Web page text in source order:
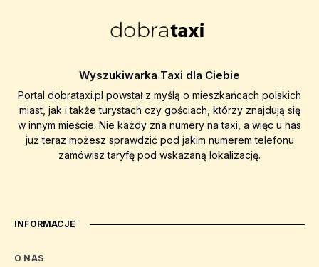
Wyszukiwarka Taxi dla Ciebie
Portal dobrataxi.pl powstał z myślą o mieszkańcach polskich
miast, jak i także turystach czy gościach, którzy znajdują się
w innym mieście. Nie każdy zna numery na taxi, a więc u nas
już teraz możesz sprawdzić pod jakim numerem telefonu
zamówisz taryfę pod wskazaną lokalizację.
INFORMACJE
O NAS